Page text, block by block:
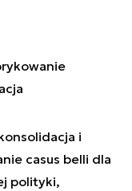
i
casus belli dla
polityki,